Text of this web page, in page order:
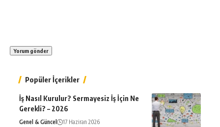
Popüler İçerikler
İş Nasıl Kurulur? Sermayesiz İş İçin Ne
Gerekli? – 2026
Genel & Güncel 17 Haziran 2026